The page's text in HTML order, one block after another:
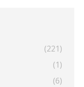
(221)
(1)
(6)